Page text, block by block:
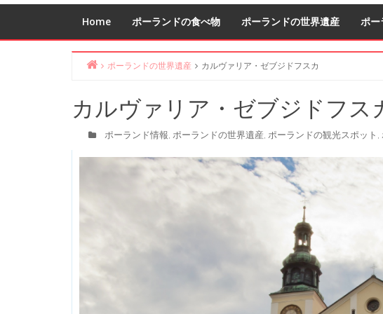
Home ポーランドの食べ物 ポーランドの世界遺産 ポー
ポーランドの世界遺産 カルヴァリア・ゼブジドフスカ
カルヴァリア・ゼブジドフス
ポーランド情報, ポーランドの世界遺産, ポーランドの観光スポット ,